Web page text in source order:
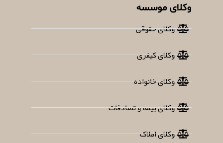
وکلای موسسه
وکلای حقوقی
وکلای کیفری
وکلای خانواده
وکلای بیمه و تصادفات
وکلای املاک